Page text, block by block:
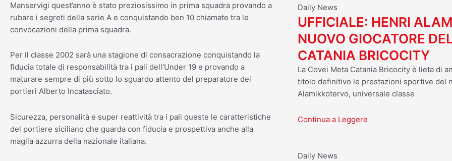
Manservigi quest’anno è stato preziosissimo in prima squadra provando a
rubare i segreti della serie A e conquistando ben 10 chiamate tra le
convocazioni della prima squadra.
Per il classe 2002 sarà una stagione di consacrazione conquistando la
fiducia totale di responsabilità tra i pali dell’Under 19 e provando a
maturare sempre di più sotto lo sguardo attento del preparatore dei
portieri Alberto Incatasciato.
Sicurezza, personalità e super reattività tra i pali queste le caratteristiche
del portiere siciliano che guarda con fiducia e prospettiva anche alla
maglia azzurra della nazionale italiana.
Daily News
UFFICIALE: HENRI
NUOVO GIOCATORE
CATANIA BRICOCITY
La Covei Meta Catania Bricocity è lieta di
titolo definitivo le prestazioni sportive del
Alamikkotervo, universale classe
Continua a Leggere
Daily News